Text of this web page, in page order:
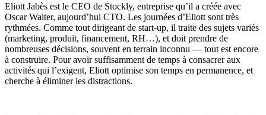
Eliott Jabès est le CEO de Stockly, entreprise qu’il a créée avec
Oscar Walter, aujourd’hui CTO. Les journées d’Eliott sont très
rythmées. Comme tout dirigeant de start-up, il traite des sujets variés
(marketing, produit, financement, RH…), et doit prendre de
nombreuses décisions, souvent en terrain inconnu — tout est encore
à construire. Pour avoir suffisamment de temps à consacrer aux
activités qui l’exigent, Eliott optimise son temps en permanence, et
cherche à éliminer les distractions.